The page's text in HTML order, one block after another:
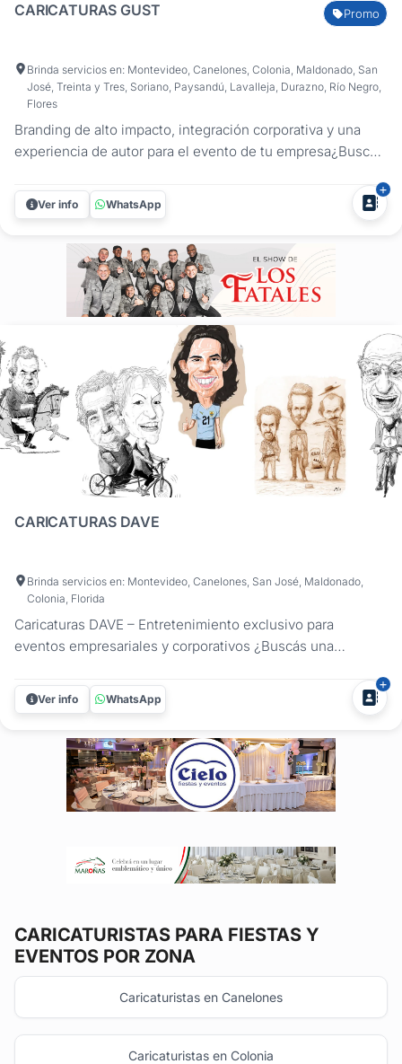
CARICATURAS GUST Promo
Brinda servicios en: Montevideo, Canelones, Colonia, Maldonado, San
José, Treinta y Tres, Soriano, Paysandú, Lavalleja, Durazno, Río Negro,
Flores
Branding de alto impacto, integración corporativa y una
experiencia de autor para el evento de tu empresa¿Buscás
hielo y aporte valor real a la próxima jornada de tu
organización? Soy Gust, artista plástico, ilustrador y
Ver info WhatsApp
CARICATURAS DAVE
Brinda servicios en: Montevideo, Canelones, San José, Maldonado,
Colonia, Florida
Caricaturas DAVE – Entretenimiento exclusivo para
eventos empresariales y corporativos ¿Buscás una
DAVE ofrece un servicio innovador y divertido que
sorprenderá a empleados, clientes y socios comerciales.
Ver info WhatsApp
CARICATURISTAS PARA FIESTAS Y
EVENTOS POR ZONA
Caricaturistas en Canelones
Caricaturistas en Colonia